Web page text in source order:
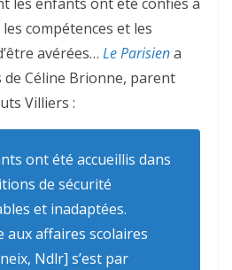
compétences et les
avérées… Le Parisiena
Céline Brionne, parent
Villiers :
ont été accueillis dans
de sécurité
et inadaptées.
aux affaires scolaires
Ndlr] s’est par